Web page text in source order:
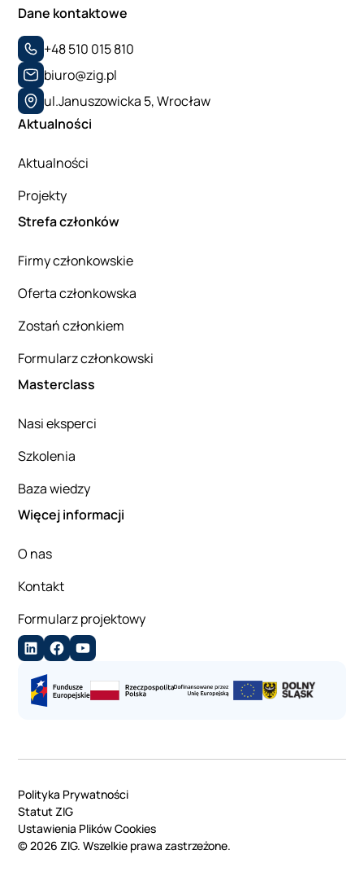
Dane kontaktowe
+48 510 015 810
biuro@zig.pl
ul.Januszowicka 5, Wrocław
Aktualności
Aktualności
Projekty
Strefa członków
Firmy członkowskie
Oferta członkowska
Zostań członkiem
Formularz członkowski
Masterclass
Nasi eksperci
Szkolenia
Baza wiedzy
Więcej informacji
O nas
Kontakt
Formularz projektowy
Polityka Prywatności
Statut ZIG
Ustawienia Plików Cookies
©2026 ZIG. Wszelkie prawa zastrzeżone.